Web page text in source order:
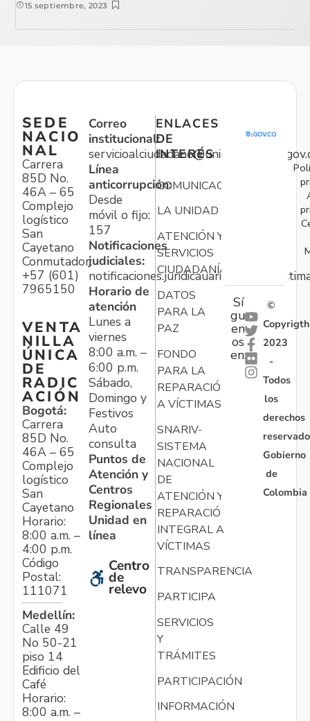
15 septiembre, 2023
SEDE
NACIO
NAL
Carrera
85D No.
46A – 65
Complejo
logístico
San
Cayetano
Conmutador:
+57 (601)
7965150
VENTA
NILLA
ÚNICA
DE
RADIC
ACIÓN
Bogotá:
Carrera
85D No.
46A – 65
Complejo
logístico
San
Cayetano
Horario:
8:00 a.m. –
4:00 p.m.
Código
Postal:
111071
Medellín:
Calle 49
No 50-21
piso 14
Edificio del
Café
Horario:
8:00 a.m. –
Correo
institucional:
Línea
anticorrupción:
Desde
móvil o fijo:
157
Notificaciones
judiciales:
Horario de
atención
Lunes a
viernes
8:00 a.m. –
6:00 p.m.
Sábado,
Domingo y
Festivos
Auto
consulta
Puntos de
Atención y
Centros
Regionales
Unidad en
línea
Centro
de
relevo
ENLACES
DE
INTERÉS
COMUNICACIONES
LA UNIDAD
ATENCIÓN Y
SERVICIOS
CIUDADANÍA
DATOS
PARA LA
PAZ
FONDO
PARA LA
REPARACIÓN
A VÍCTIMAS
SNARIV-
SISTEMA
NACIONAL
DE
ATENCIÓN Y
REPARACIÓN
INTEGRAL A
VÍCTIMAS
TRANSPARENCIA
PARTICIPA
SERVICIOS
Y
TRÁMITES
PARTICIPACIÓN
INFORMACIÓN
Sí
gu
en
os
en:
©
Copyrigth
2023
-
Todos
los
derechos
Gobierno
de
Colombia